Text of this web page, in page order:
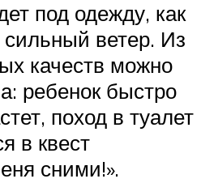
под одежду, как
сильный ветер. Из
качеств можно
ребенок быстро
поход в туалет
в квест
сними!».